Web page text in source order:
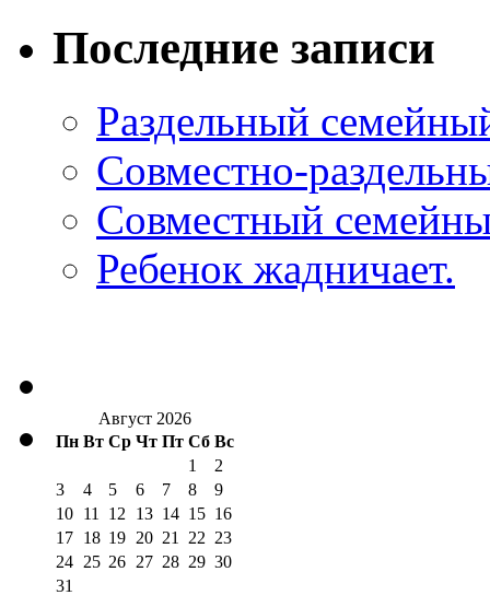
Последние записи
Раздельный
Совместно-
Совместный
Ребенок жадничает.
Август 2026
Пн Вт Ср Чт Пт Сб Вс
1
2
3
4 5 6 7 8
9
10 11 12 13 14 15 16
17 18 19 20 21 22 23
24 25 26 27 28 29 30
31